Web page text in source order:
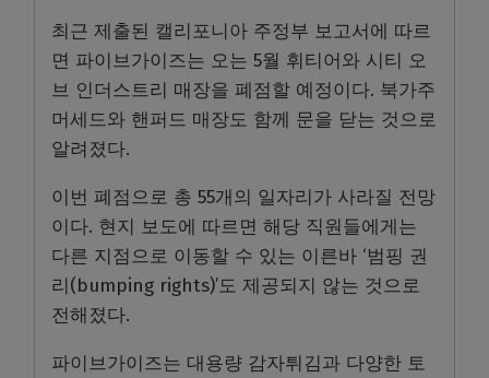
최근 제출된 캘리포니아 주정부 보고서에 따르
면 파이브가이즈는 오는 5월 휘티어와 시티 오
브 인더스트리 매장을 폐점할 예정이다. 북가주
머세드와 핸퍼드 매장도 함께 문을 닫는 것으로
알려졌다.
이번 폐점으로 총 55개의 일자리가 사라질 전망
이다. 현지 보도에 따르면 해당 직원들에게는
다른 지점으로 이동할 수 있는 이른바 ‘범핑 권
리(bumping rights)’도 제공되지 않는 것으로
전해졌다.
파이브가이즈는 대용량 감자튀김과 다양한 토